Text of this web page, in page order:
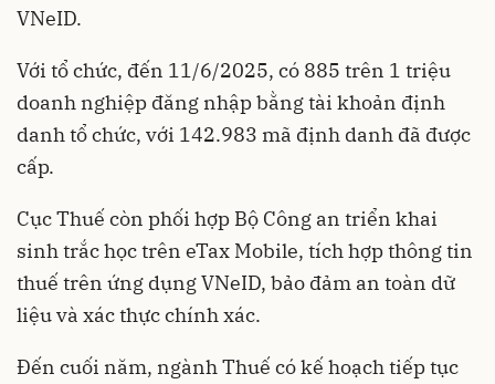
VNeID.
Với tổ chức, đến 11/6/2025, có 885 trên 1 triệu
doanh nghiệp đăng nhập bằng tài khoản định
danh tổ chức, với 142.983 mã định danh đã được
cấp.
Cục Thuế còn phối hợp Bộ Công an triển khai
sinh trắc học trên eTax Mobile, tích hợp thông tin
thuế trên ứng dụng VNeID, bảo đảm an toàn dữ
liệu và xác thực chính xác.
Đến cuối năm, ngành Thuế có kế hoạch tiếp tục